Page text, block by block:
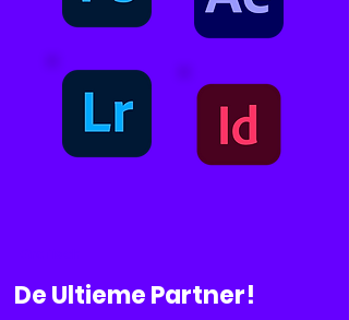
De Ultieme Partner!